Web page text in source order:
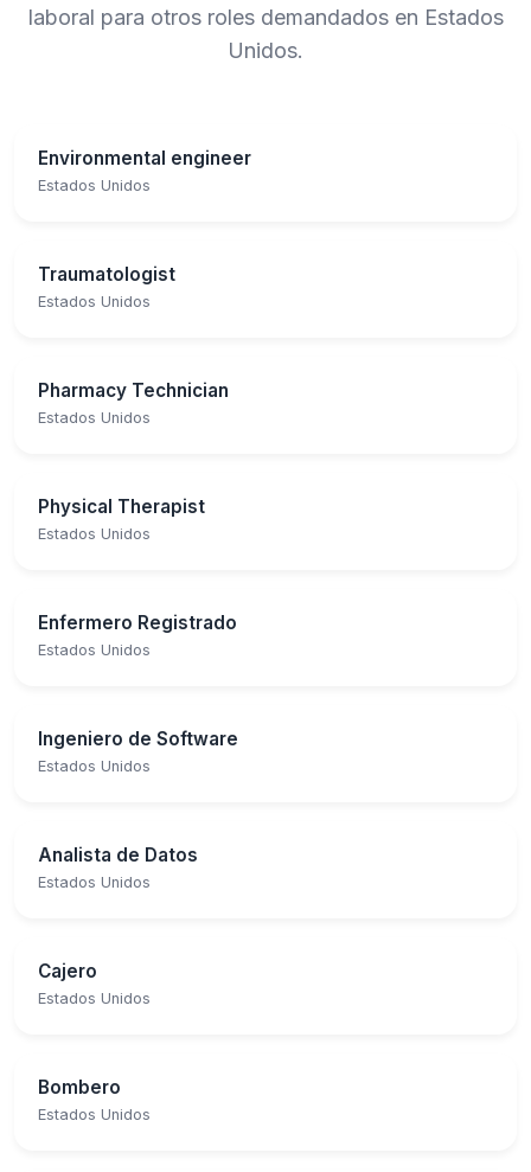
laboral para otros roles demandados en Estados
Unidos.
Environmental engineer
Estados Unidos
Traumatologist
Estados Unidos
Pharmacy Technician
Estados Unidos
Physical Therapist
Estados Unidos
Enfermero Registrado
Estados Unidos
Ingeniero de Software
Estados Unidos
Analista de Datos
Estados Unidos
Cajero
Estados Unidos
Bombero
Estados Unidos